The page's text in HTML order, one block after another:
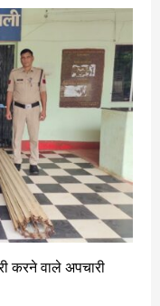
करने वाले अपचारी